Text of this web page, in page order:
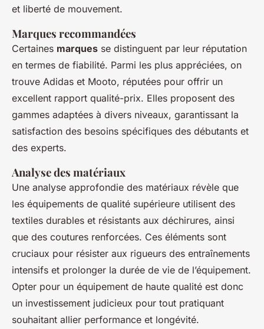
et liberté de mouvement.
Marques recommandées
Certaines marques se distinguent par leur réputation
en termes de fiabilité. Parmi les plus appréciées, on
trouve Adidas et Mooto, réputées pour offrir un
excellent rapport qualité-prix. Elles proposent des
gammes adaptées à divers niveaux, garantissant la
satisfaction des besoins spécifiques des débutants et
des experts.
Analyse des matériaux
Une analyse approfondie des matériaux révèle que
les équipements de qualité supérieure utilisent des
textiles durables et résistants aux déchirures, ainsi
que des coutures renforcées. Ces éléments sont
cruciaux pour résister aux rigueurs des entraînements
intensifs et prolonger la durée de vie de l’équipement.
Opter pour un équipement de haute qualité est donc
un investissement judicieux pour tout pratiquant
souhaitant allier performance et longévité.